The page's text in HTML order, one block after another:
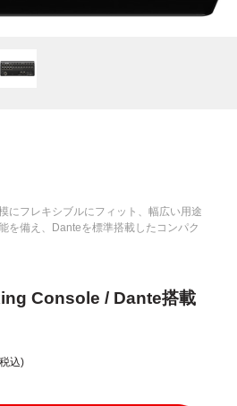
にフレキシブルにフィット、幅広い用途
を備え、Danteを標準搭載したコンパク
Console / Dante搭載
込)